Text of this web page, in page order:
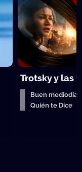
Trotsky y las
Buen mediodía
Quién te Dice